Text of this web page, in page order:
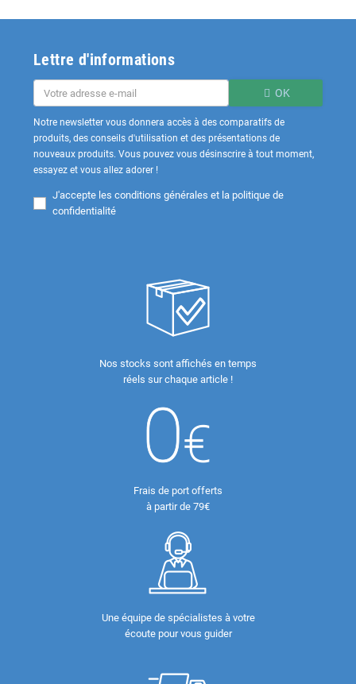
Lettre d'informations
OK
Notre newsletter vous donnera accès à des comparatifs de
produits, des conseils d'utilisation et des présentations de
nouveaux produits. Vous pouvez vous désinscrire à tout moment,
essayez et vous allez adorer !
J'accepte les conditions générales et la politique de
confidentialité
Nos stocks sont affichés en temps
réels sur chaque article !
Frais de port offerts
à partir de 79€
Une équipe de spécialistes à votre
écoute pour vous guider